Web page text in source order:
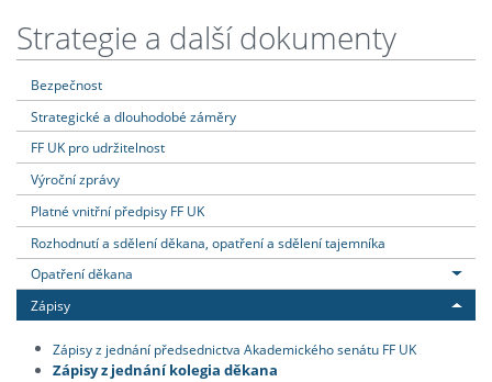
Strategie a další dokumenty
Bezpečnost
Strategické a dlouhodobé záměry
FF UK pro udržitelnost
Výroční zprávy
Platné vnitřní předpisy FF UK
Rozhodnutí a sdělení děkana, opatření a sdělení tajemníka
Opatření děkana
Zápisy
Zápisy z jednání předsednictva Akademického senátu FF UK
Zápisy z jednání kolegia děkana